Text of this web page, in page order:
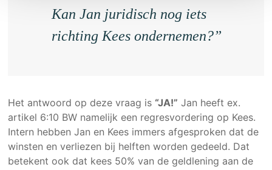
Kan Jan juridisch nog iets
richting Kees ondernemen?”
Het antwoord op deze vraag is “JA!” Jan heeft ex.
artikel 6:10 BW namelijk een regresvordering op Kees.
Intern hebben Jan en Kees immers afgesproken dat de
winsten en verliezen bij helften worden gedeeld. Dat
betekent ook dat kees 50% van de geldlening aan de